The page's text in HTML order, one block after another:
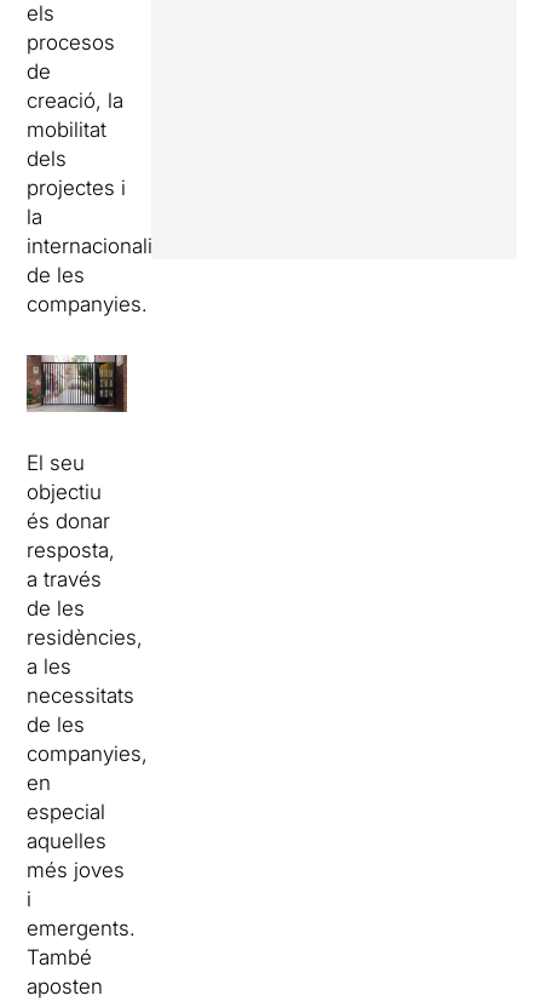
els
procesos
de
creació, la
mobilitat
dels
projectes i
la
internacionalització
de les
companyies.
El seu
objectiu
és donar
resposta,
a través
de les
residències,
a les
necessitats
de les
companyies,
en
especial
aquelles
més joves
i
emergents.
També
aposten